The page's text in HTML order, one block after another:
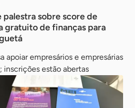
palestra sobre score de
gratuito de finanças para
apoiar empresários e empresárias
inscrições estão abertas